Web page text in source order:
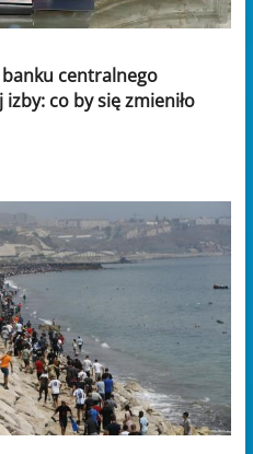
centralnego
co by się zmieniło